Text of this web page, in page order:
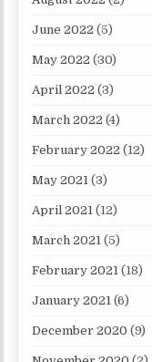
June 2022 (5)
May 2022 (30)
April 2022 (3)
March 2022 (4)
February 2022 (12)
May 2021 (3)
April 2021 (12)
March 2021 (5)
February 2021 (18)
January 2021 (6)
December 2020 (9)